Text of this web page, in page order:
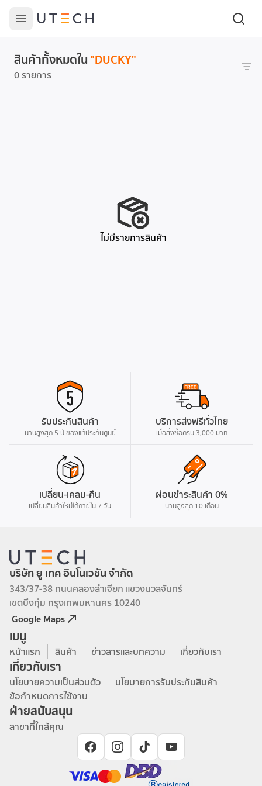
สินค้าทั้งหมดใน"DUCKY"
0 รายการ
ไม่มีรายการสินค้า
รับประกันสินค้า
นานสูงสุด 5 ปี ของแท้ประกันศูนย์
บริการส่งฟรีทั่วไทย
เมื่อสั่งซื้อครบ 3,000 บาท
เปลี่ยน-เคลม-คืน
เปลี่ยนสินค้าใหม่ได้ภายใน 7 วัน
ผ่อนชำระสินค้า 0%
นานสูงสุด 10 เดือน
บริษัท ยู เทค อินโนเวชัน จำกัด
343/37-38 ถนนคลองลำเจียก แขวงนวลจันทร์
เขตบึงกุ่ม กรุงเทพมหานคร 10240
Google Maps
เมนู
หน้าแรก สินค้า ข่าวสารและบทความ เกี่ยวกับเรา
เกี่ยวกับเรา
นโยบายความเป็นส่วนตัว
นโยบายการรับประกันสินค้า
ข้อกำหนดการใช้งาน
ฝ่ายสนับสนุน
สาขาที่ใกล้คุณ